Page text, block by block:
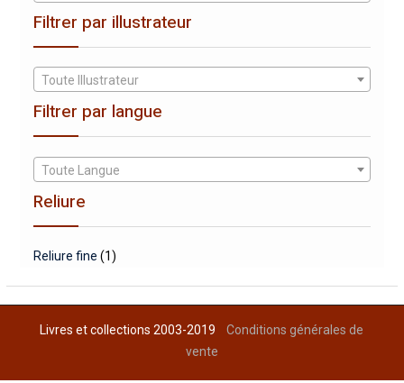
Filtrer par illustrateur
Toute Illustrateur
Filtrer par langue
Toute Langue
Reliure
Reliure fine (1)
Livres et collections 2003-2019Conditions générales de
vente